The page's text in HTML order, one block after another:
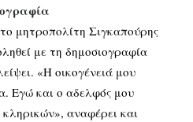
μητροπολίτη Σιγκαπούρης
με τη δημοσιογραφία
«Η οικογένειά μου
Εγώ και ο αδελφός μου
αναφέρει και